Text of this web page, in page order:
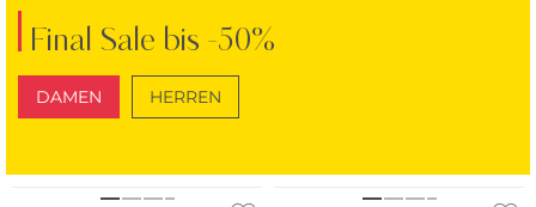
Final Sale bis -50%
DAMEN HERREN